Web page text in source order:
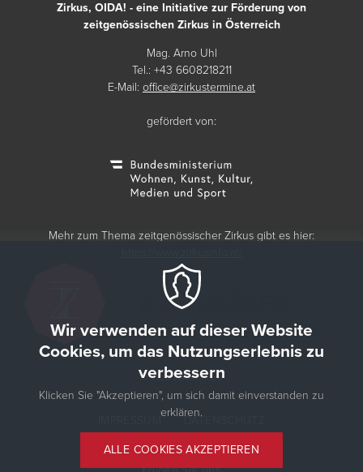
Zirkus, OIDA! - eine Initiative zur Förderung von
zeitgenössischen Zirkus in Österreich
Mag. Arno Uhl
Tel.: +43 6608218211
E-Mail: office@zirkustermine.at
gefördert von:
Mehr zum Thema zeitgenössischer Zirkus gibt es hier:
© 2026 Zirkustermine
DATENSCHUTZ
Wir verwenden auf dieser Website
Cookies, um das Nutzungserlebnis zu
verbessern
Klicken Sie "Akzeptieren", um sich damit einverstanden zu
erklären.
ALLE COOKIES AKZEPTIEREN